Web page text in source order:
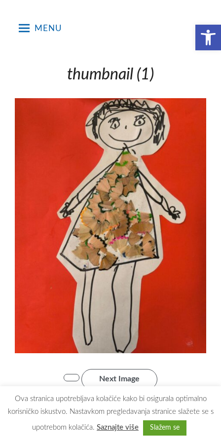
Open toolbar
MENU
thumbnail (1)
Next Image
Copyright © 2026 Dječji vrtić Maslačak Zaprešić. All rights reserved.
Ova stranica upotrebljava kolačiće kako bi osigurala optimalno
korisničko iskustvo. Nastavkom pregledavanja stranice slažete se s
upotrebom kolačića. Saznajte više Slažem se